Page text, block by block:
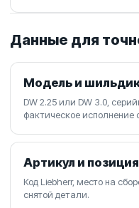
Данные для
Модель и
DW 2.25 или DW 3.0,
фактическое исполнение
Артикул и позиция
Код Liebherr, место на
снятой детали.